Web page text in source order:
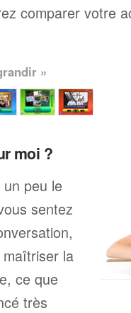
comparer votre
»
moi ?
peu le
sentez
la
ce que
très